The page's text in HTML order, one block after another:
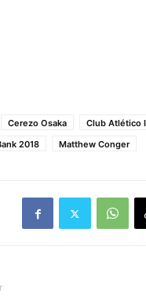
Cerezo Osaka
Club Atlético
2018
Matthew Conger